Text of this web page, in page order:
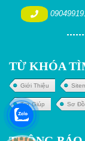
TỪ KHÓA
Giới Thiệu
Trợ Giúp Sơ Đồ